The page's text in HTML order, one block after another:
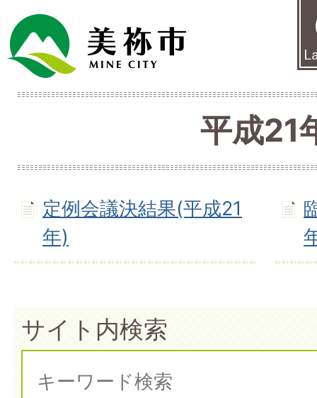
平成21
定例会議決結果(平成21
年)
サイト内検索